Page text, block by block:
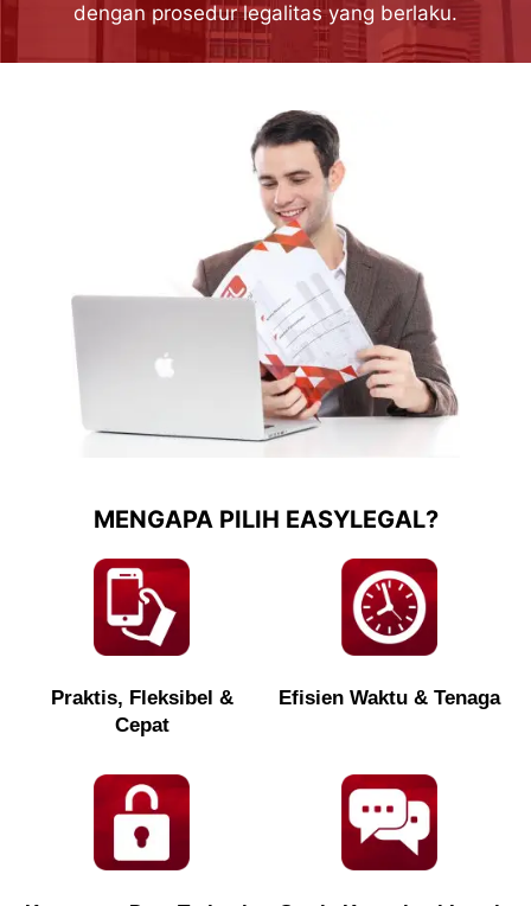
dengan prosedur legalitas yang berlaku.
MENGAPA PILIH EASYLEGAL?
Praktis, Fleksibel &
Cepat
Efisien Waktu & Tenaga